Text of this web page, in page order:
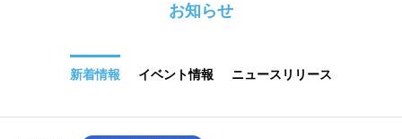
お知らせ
新着情報 イベント情報 ニュースリリース